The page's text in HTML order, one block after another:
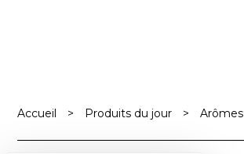
Accueil > Produits du jour > Arômes